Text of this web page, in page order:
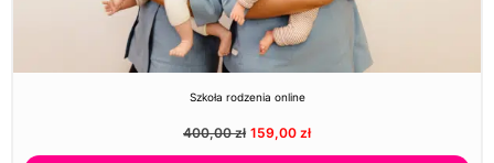
Szkoła rodzenia online
400,00zł 159,00 zł